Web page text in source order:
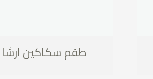
طقم سكاكين ارشا